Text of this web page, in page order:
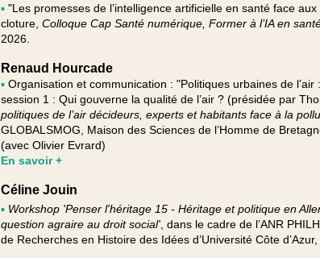
▪ "Les promesses de l’intelligence artificielle en santé face
cloture, Colloque Cap Santé numérique, Former à l’IA en
2026.
Renaud Hourcade
▪ Organisation et communication : "Politiques urbaines de l’air
session 1 : Qui gouverne la qualité de l’air ? (présidée par
politiques de l’air décideurs, experts et habitants face à la
GLOBALSMOG, Maison des Sciences de l’Homme de
(avec Olivier Evrard)
En savoir +
Céline Jouin
▪ Workshop 'Penser l'héritage 15 - Héritage et politique en
question agraire au droit social', dans le cadre de l’ANR
de Recherches en Histoire des Idées d’Université Côte